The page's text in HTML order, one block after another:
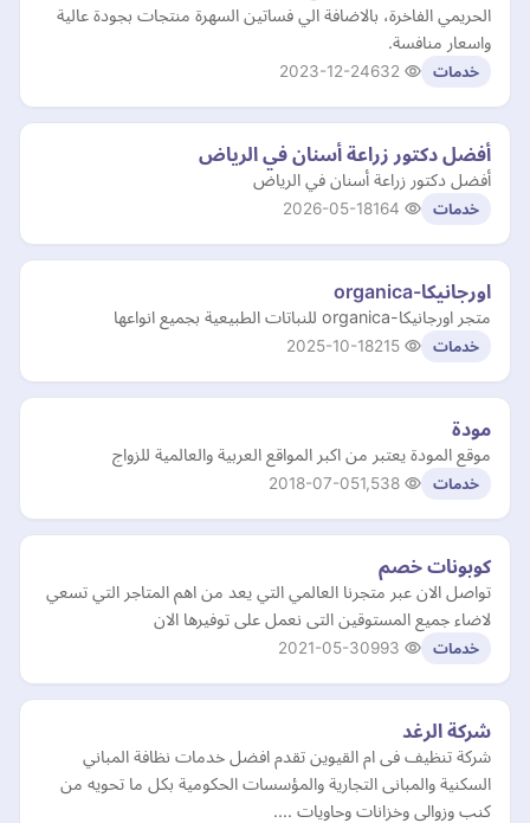
الحريمي الفاخرة، بالاضافة الي فساتين السهرة منتجات بجودة عالية
واسعار منافسة.
خدمات 2023-12-24
أفضل دكتور زراعة أسنان في الرياض
أفضل دكتور زراعة أسنان في الرياض
خدمات 2026-05-18
اورجانيكا-organica
متجر اورجانيكا-organica للنباتات الطبيعية بجميع انواعها
خدمات 2025-10-18
مودة
موقع المودة يعتبر من اكبر المواقع العربية والعالمية للزواج
خدمات 2018-07-05
كوبونات خصم
تواصل الان عبر متجرنا العالمي التي يعد من اهم المتاجر التي تسعي
لاضاء جميع المستوقين التى نعمل على توفيرها الان
خدمات 2021-05-30
شركة الرغد
شركة تنظيف فى ام القيوين تقدم افضل خدمات نظافة المباني
السكنية والمبانى التجارية والمؤسسات الحكومية بكل ما تحويه من
كنب وزوالى وخزانات وحاويات ....